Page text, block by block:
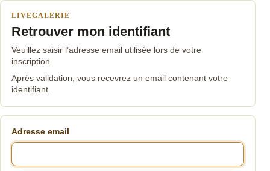
LIVEGALERIE
Retrouver mon identifiant
Veuillez saisir l’adresse email utilisée lors de votre
inscription.
Après validation, vous recevrez un email contenant votre
identifiant.
Adresse email